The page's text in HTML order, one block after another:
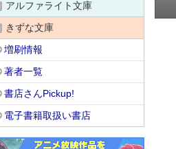
アルファライト文庫
きずな文庫
増刷情報
著者一覧
書店さんPickup!
電子書籍取扱い書店